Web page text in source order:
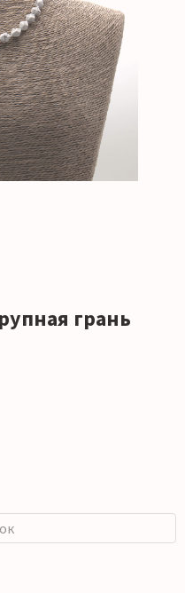
грань